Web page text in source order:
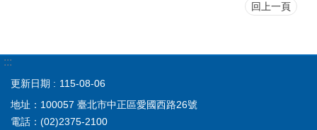
回上一頁
:::
更新日期
115-08-06
地址：100057 臺北市中正區愛國西路26號
電話：(02)2375-2100